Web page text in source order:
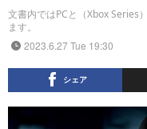
文書内ではPCと（Xbox Series
ます。
2023.6.27 Tue 19:30
シェア